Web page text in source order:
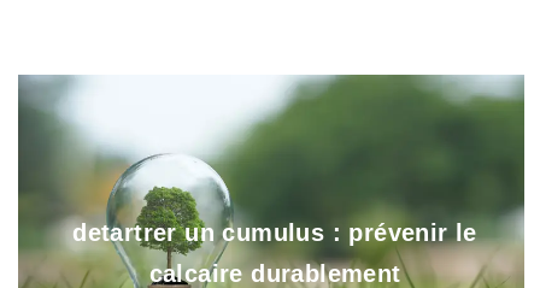
detartrer un cumulus : prévenir le
calcaire durablement